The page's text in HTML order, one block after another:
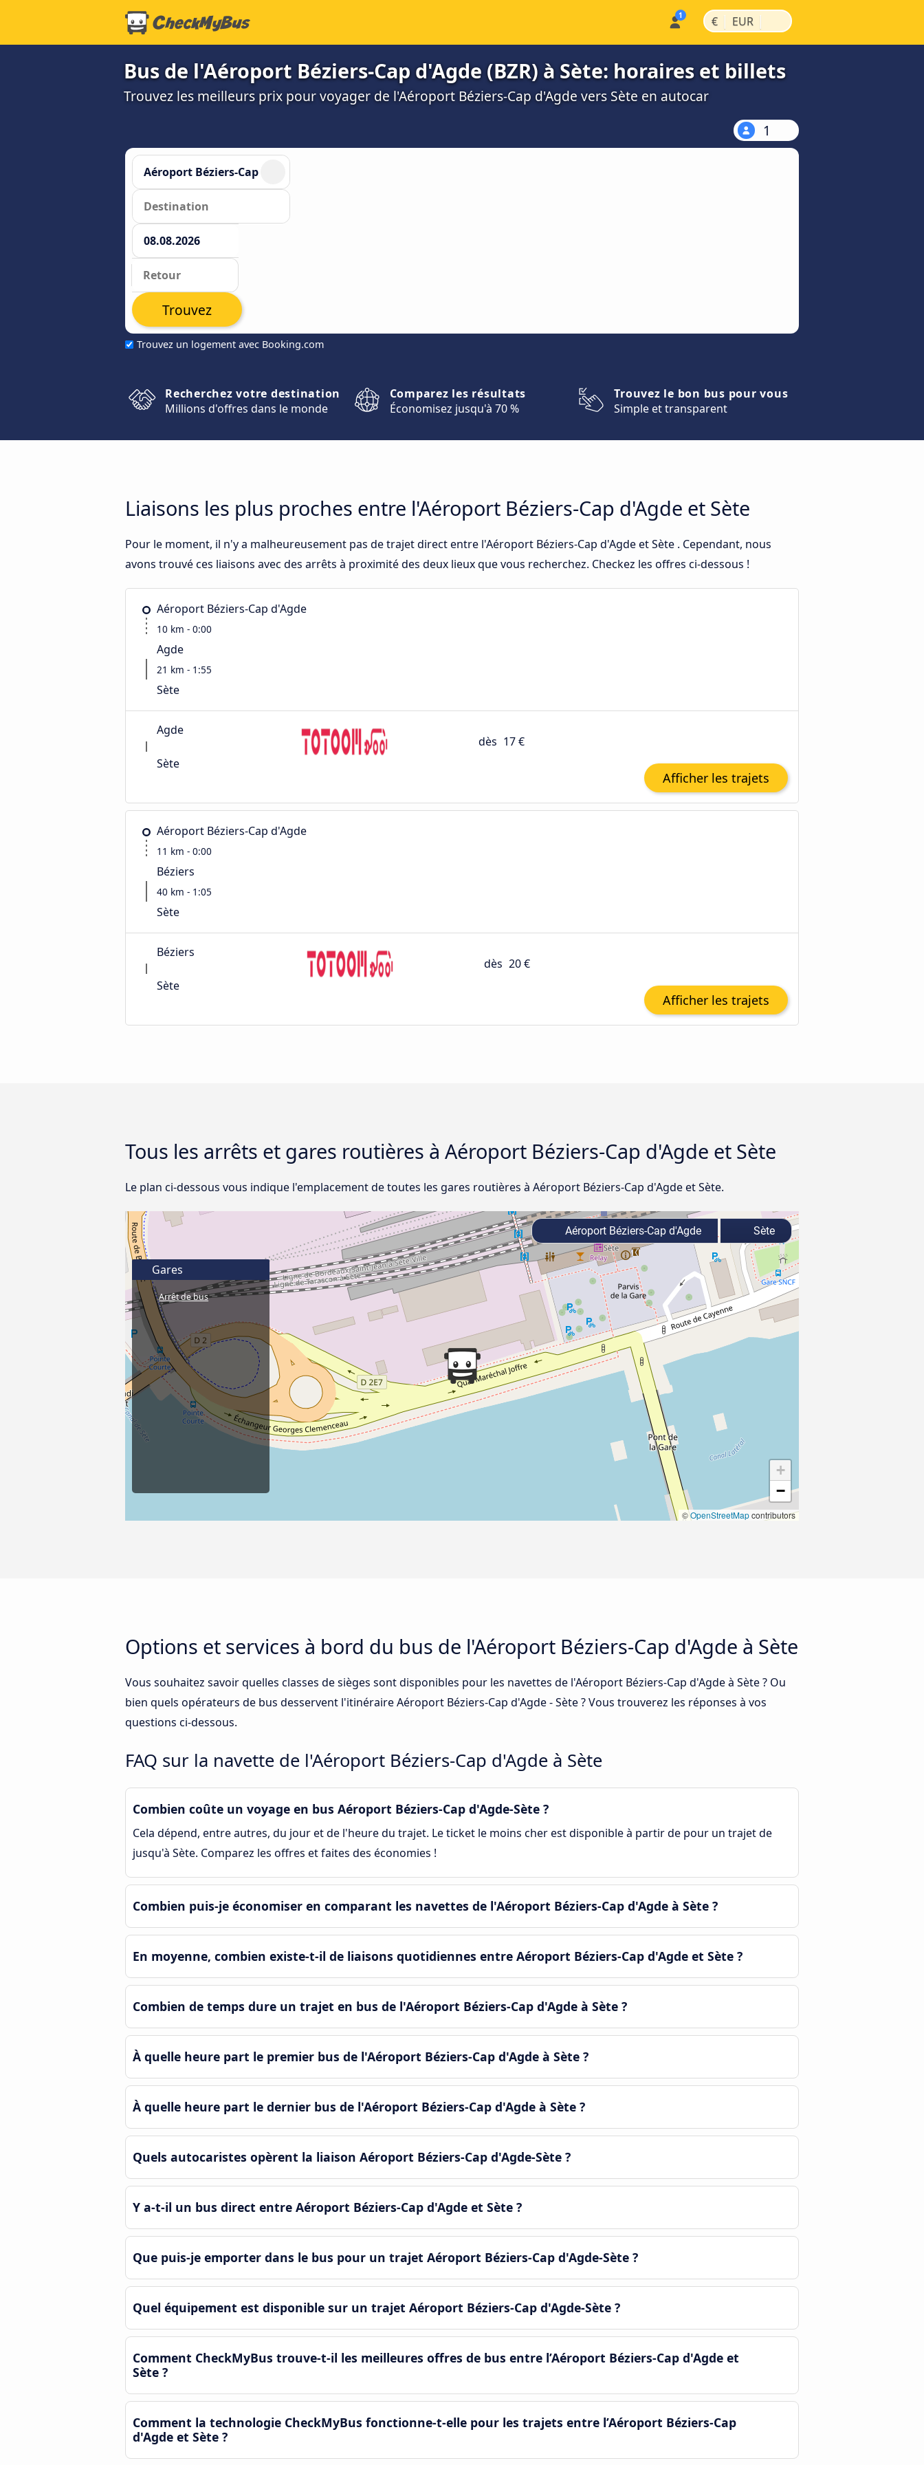
€ | EUR |
Bus de l'Aéroport Béziers-Cap d'Agde (BZR) à Sète: horaires et billets
Trouvez les meilleurs prix pour voyager de l'Aéroport Béziers-Cap d'Agde vers Sète en autocar
1
Trouvez un logement avec Booking.com
Trouvez
Recherchez votre destination
Millions d'offres dans le monde
Comparez les résultats
Économisez jusqu'à 70 %
Trouvez le bon bus pour vous
Simple et transparent
Liaisons les plus proches entre l'Aéroport Béziers-Cap d'Agde et Sète
Pour le moment, il n'y a malheureusement pas de trajet direct entre l'Aéroport Béziers-Cap d'Agde et Sète . Cependant, nous
avons trouvé ces liaisons avec des arrêts à proximité des deux lieux que vous recherchez. Checkez les offres ci-dessous !
Aéroport Béziers-Cap d'Agde
10 km - 0:00
Agde
21 km - 1:55
Sète
Agde
Sète
dès 17 €
Afficher les trajets
Aéroport Béziers-Cap d'Agde
11 km - 0:00
Béziers
40 km - 1:05
Sète
Béziers
Sète
dès 20 €
Afficher les trajets
Tous les arrêts et gares routières à Aéroport Béziers-Cap d'Agde et Sète
Le plan ci-dessous vous indique l'emplacement de toutes les gares routières à Aéroport Béziers-Cap d'Agde et Sète.
+
−
©OpenStreetMapcontributors
Gares
Arrêt de bus
Aéroport Béziers-Cap d'Agde Sète
Options et services à bord du bus de l'Aéroport Béziers-Cap d'Agde à Sète
Vous souhaitez savoir quelles classes de sièges sont disponibles pour les navettes de l'Aéroport Béziers-Cap d'Agde à Sète ? Ou
bien quels opérateurs de bus desservent l'itinéraire Aéroport Béziers-Cap d'Agde - Sète ? Vous trouverez les réponses à vos
questions ci-dessous.
FAQ sur la navette de l'Aéroport Béziers-Cap d'Agde à Sète
Combien coûte un voyage en bus Aéroport Béziers-Cap d'Agde-Sète ?
Cela dépend, entre autres, du jour et de l'heure du trajet. Le ticket le moins cher est disponible à partir de pour un trajet de
jusqu'à Sète. Comparez les offres et faites des économies !
Combien puis-je économiser en comparant les navettes de l'Aéroport Béziers-Cap d'Agde à Sète ?
En moyenne, combien existe-t-il de liaisons quotidiennes entre Aéroport Béziers-Cap d'Agde et Sète ?
Combien de temps dure un trajet en bus de l'Aéroport Béziers-Cap d'Agde à Sète ?
À quelle heure part le premier bus de l'Aéroport Béziers-Cap d'Agde à Sète ?
À quelle heure part le dernier bus de l'Aéroport Béziers-Cap d'Agde à Sète ?
Quels autocaristes opèrent la liaison Aéroport Béziers-Cap d'Agde-Sète ?
Y a-t-il un bus direct entre Aéroport Béziers-Cap d'Agde et Sète ?
Que puis-je emporter dans le bus pour un trajet Aéroport Béziers-Cap d'Agde-Sète ?
Quel équipement est disponible sur un trajet Aéroport Béziers-Cap d'Agde-Sète ?
Comment CheckMyBus trouve-t-il les meilleures offres de bus entre l’Aéroport Béziers-Cap d'Agde et
Sète ?
Comment la technologie CheckMyBus fonctionne-t-elle pour les trajets entre l’Aéroport Béziers-Cap
d'Agde et Sète ?